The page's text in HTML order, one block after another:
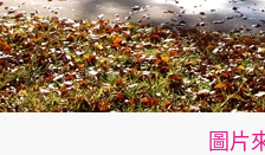
圖片